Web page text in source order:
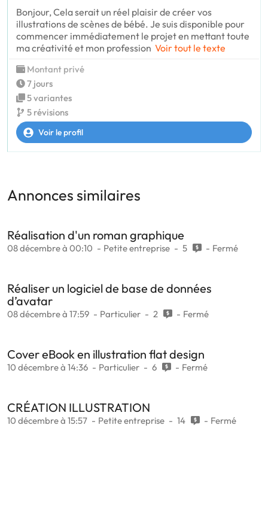
Bonjour, Cela serait un réel plaisir de créer vos
illustrations de scènes de bébé. Je suis disponible pour
commencer immédiatement le projet en mettant toute
ma créativité et mon profession Voir tout le texte
Montant privé
7 jours
5 variantes
5 révisions
Voir le profil
Annonces similaires
Réalisation d'un roman graphique
08 décembre à 00:10 Petite entreprise 5 Fermé
Réaliser un logiciel de base de données
d’avatar
08 décembre à 17:59 Particulier 2 Fermé
Cover eBook en illustration flat design
10 décembre à 14:36 Particulier 6 Fermé
CRÉATION ILLUSTRATION
10 décembre à 15:57 Petite entreprise 14 Fermé